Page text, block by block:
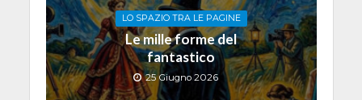
LO SPAZIO TRA LE PAGINE
Le mille forme del
fantastico
25 Giugno 2026